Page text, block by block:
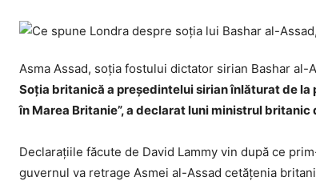
Asma Assad, soția fostului dictator sirian Bashar al-
Soţia britanică a preşedintelui sirian înlăturat de la
în Marea Britanie”, a declarat luni ministrul britanic
Declaraţiile făcute de David Lammy vin după ce
guvernul va retrage Asmei al-Assad cetăţenia